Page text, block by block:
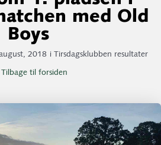
med Old
Boys
2018 i Tirsdagsklubben resultater
til forsiden